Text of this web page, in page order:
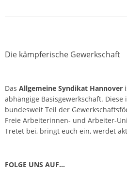
o
N
a
v
i
a
Die kämpferische Gewerkschaft
Das Allgemeine Syndikat Hannover
abhängige Basis­gewerkschaft. Diese
bundesweit Teil der
Freie Arbeiterinnen- und Arbeiter-
Tretet bei, bringt euch ein, werdet
FOLGE UNS AUF…